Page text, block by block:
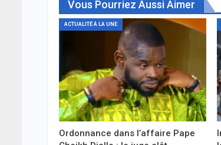
Vous Pourriez Aussi Aimer
ACTUALITÉ À LA UNE
Ordonnance dans l’affaire Pape